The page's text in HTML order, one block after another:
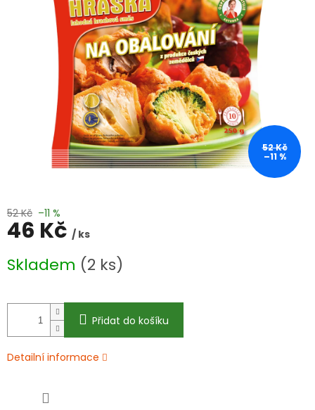
hvězdiček.
52 Kč
–11 %
52 Kč –11 %
46 Kč / ks
cena:
Skladem (2 ks)
Přidat do košíku
Detailní informace